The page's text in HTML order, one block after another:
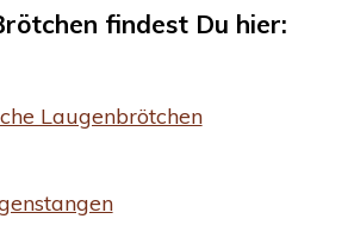
findest Du hier:
Laugenbrötchen